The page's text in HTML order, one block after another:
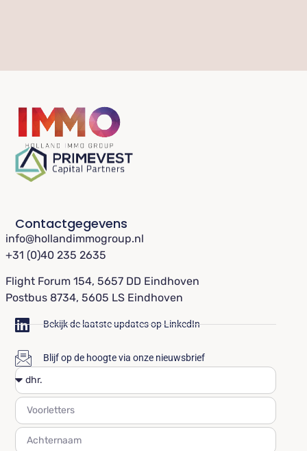
Contactgegevens
info@hollandimmogroup.nl
+31 (0)40 235 2635
Flight Forum 154, 5657 DD Eindhoven
Postbus 8734, 5605 LS Eindhoven
Bekijk de laatste updates op LinkedIn
Blijf op de hoogte via onze nieuwsbrief